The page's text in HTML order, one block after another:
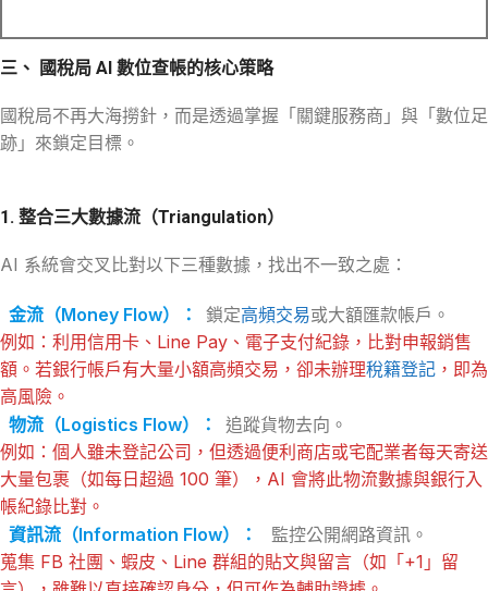
三、 國稅局 AI 數位查帳的核心策略
國稅局不再大海撈針，而是透過掌握「關鍵服務商」與「數位足
跡」來鎖定目標。
1. 整合三大數據流（Triangulation）
AI 系統會交叉比對以下三種數據，找出不一致之處：
金流（Money Flow）： 鎖定高頻交易或大額匯款帳戶。
例如：利用信用卡、Line Pay、電子支付紀錄，比對申報銷售
額。若銀行帳戶有大量小額高頻交易，卻未辦理稅籍登記 ，即為
高風險。
物流（Logistics Flow）：
追蹤貨物去向。
例如：個人雖未登記公司，但透過便利商店或宅配業者每天寄送
大量包裹（如每日超過 100 筆），AI 會將此物流數據與銀行入
帳紀錄比對。
資訊流（Information Flow）：
監控公開網路資訊。
蒐集 FB 社團、蝦皮、Line 群組的貼文與留言（如「+1」留